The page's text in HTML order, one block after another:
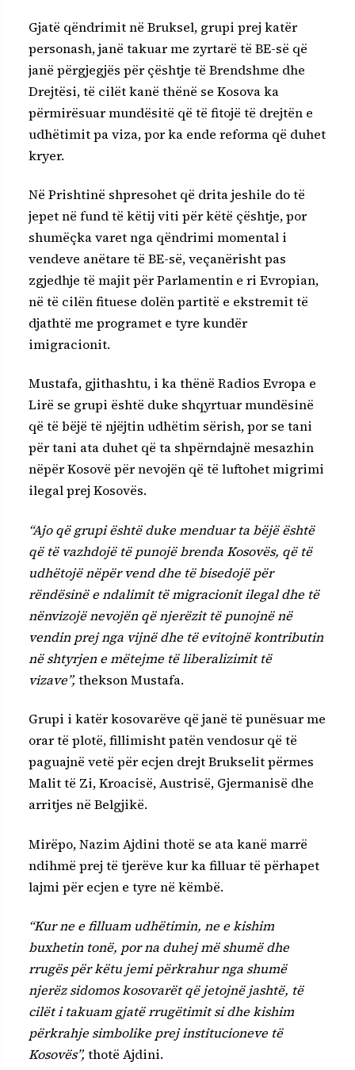
Gjatë qëndrimit në Bruksel, grupi prej katër
personash, janë takuar me zyrtarë të BE-së që
janë përgjegjës për çështje të Brendshme dhe
Drejtësi, të cilët kanë thënë se Kosova ka
përmirësuar mundësitë që të fitojë të drejtën e
udhëtimit pa viza, por ka ende reforma që duhet
kryer.
Në Prishtinë shpresohet që drita jeshile do të
jepet në fund të këtij viti për këtë çështje, por
shumëçka varet nga qëndrimi momental i
vendeve anëtare të BE-së, veçanërisht pas
zgjedhje të majit për Parlamentin e ri Evropian,
në të cilën fituese dolën partitë e ekstremit të
djathtë me programet e tyre kundër
imigracionit.
Mustafa, gjithashtu, i ka thënë Radios Evropa e
Lirë se grupi është duke shqyrtuar mundësinë
që të bëjë të njëjtin udhëtim sërish, por se tani
për tani ata duhet që ta shpërndajnë mesazhin
nëpër Kosovë për nevojën që të luftohet migrimi
ilegal prej Kosovës.
“Ajo që grupi është duke menduar ta bëjë është
që të vazhdojë të punojë brenda Kosovës, që të
udhëtojë nëpër vend dhe të bisedojë për
rëndësinë e ndalimit të migracionit ilegal dhe të
nënvizojë nevojën që njerëzit të punojnë në
vendin prej nga vijnë dhe të evitojnë kontributin
në shtyrjen e mëtejme të liberalizimit të
vizave”, thekson Mustafa.
Grupi i katër kosovarëve që janë të punësuar me
orar të plotë, fillimisht patën vendosur që të
paguajnë vetë për ecjen drejt Brukselit përmes
Malit të Zi, Kroacisë, Austrisë, Gjermanisë dhe
arritjes në Belgjikë.
Mirëpo, Nazim Ajdini thotë se ata kanë marrë
ndihmë prej të tjerëve kur ka filluar të përhapet
lajmi për ecjen e tyre në këmbë.
“Kur ne e filluam udhëtimin, ne e kishim
buxhetin tonë, por na duhej më shumë dhe
rrugës për këtu jemi përkrahur nga shumë
njerëz sidomos kosovarët që jetojnë jashtë, të
cilët i takuam gjatë rrugëtimit si dhe kishim
përkrahje simbolike prej institucioneve të
Kosovës”, thotë Ajdini.